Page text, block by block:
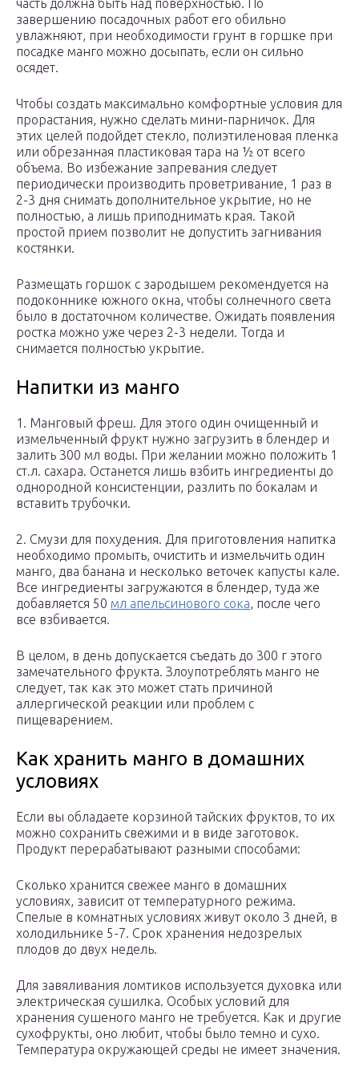
часть должна быть над поверхностью. По
завершению посадочных работ его обильно
увлажняют, при необходимости грунт в горшке при
посадке манго можно досыпать, если он сильно
осядет.
Чтобы создать максимально комфортные условия для
прорастания, нужно сделать мини-парничок. Для
этих целей подойдет стекло, полиэтиленовая пленка
или обрезанная пластиковая тара на ½ от всего
объема. Во избежание запревания следует
периодически производить проветривание, 1 раз в
2-3 дня снимать дополнительное укрытие, но не
полностью, а лишь приподнимать края. Такой
простой прием позволит не допустить загнивания
костянки.
Размещать горшок с зародышем рекомендуется на
подоконнике южного окна, чтобы солнечного света
было в достаточном количестве. Ожидать появления
ростка можно уже через 2-3 недели. Тогда и
снимается полностью укрытие.
Напитки из манго
1. Манговый фреш. Для этого один очищенный и
измельченный фрукт нужно загрузить в блендер и
залить 300 мл воды. При желании можно положить 1
ст.л. сахара. Останется лишь взбить ингредиенты до
однородной консистенции, разлить по бокалам и
вставить трубочки.
2. Смузи для похудения. Для приготовления напитка
необходимо промыть, очистить и измельчить один
манго, два банана и несколько веточек капусты кале.
Все ингредиенты загружаются в блендер, туда же
добавляется 50 мл апельсинового сока, после чего
все взбивается.
В целом, в день допускается съедать до 300 г этого
замечательного фрукта. Злоупотреблять манго не
следует, так как это может стать причиной
аллергической реакции или проблем с
пищеварением.
Как хранить манго в домашних
условиях
Если вы обладаете корзиной тайских фруктов, то их
можно сохранить свежими и в виде заготовок.
Продукт перерабатывают разными способами:
Сколько хранится свежее манго в домашних
условиях, зависит от температурного режима.
Спелые в комнатных условиях живут около 3 дней, в
холодильнике 5-7. Срок хранения недозрелых
плодов до двух недель.
Для завяливания ломтиков используется духовка или
электрическая сушилка. Особых условий для
хранения сушеного манго не требуется. Как и другие
сухофрукты, оно любит, чтобы было темно и сухо.
Температура окружающей среды не имеет значения.